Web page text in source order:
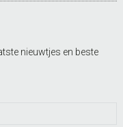
nieuwtjes en beste